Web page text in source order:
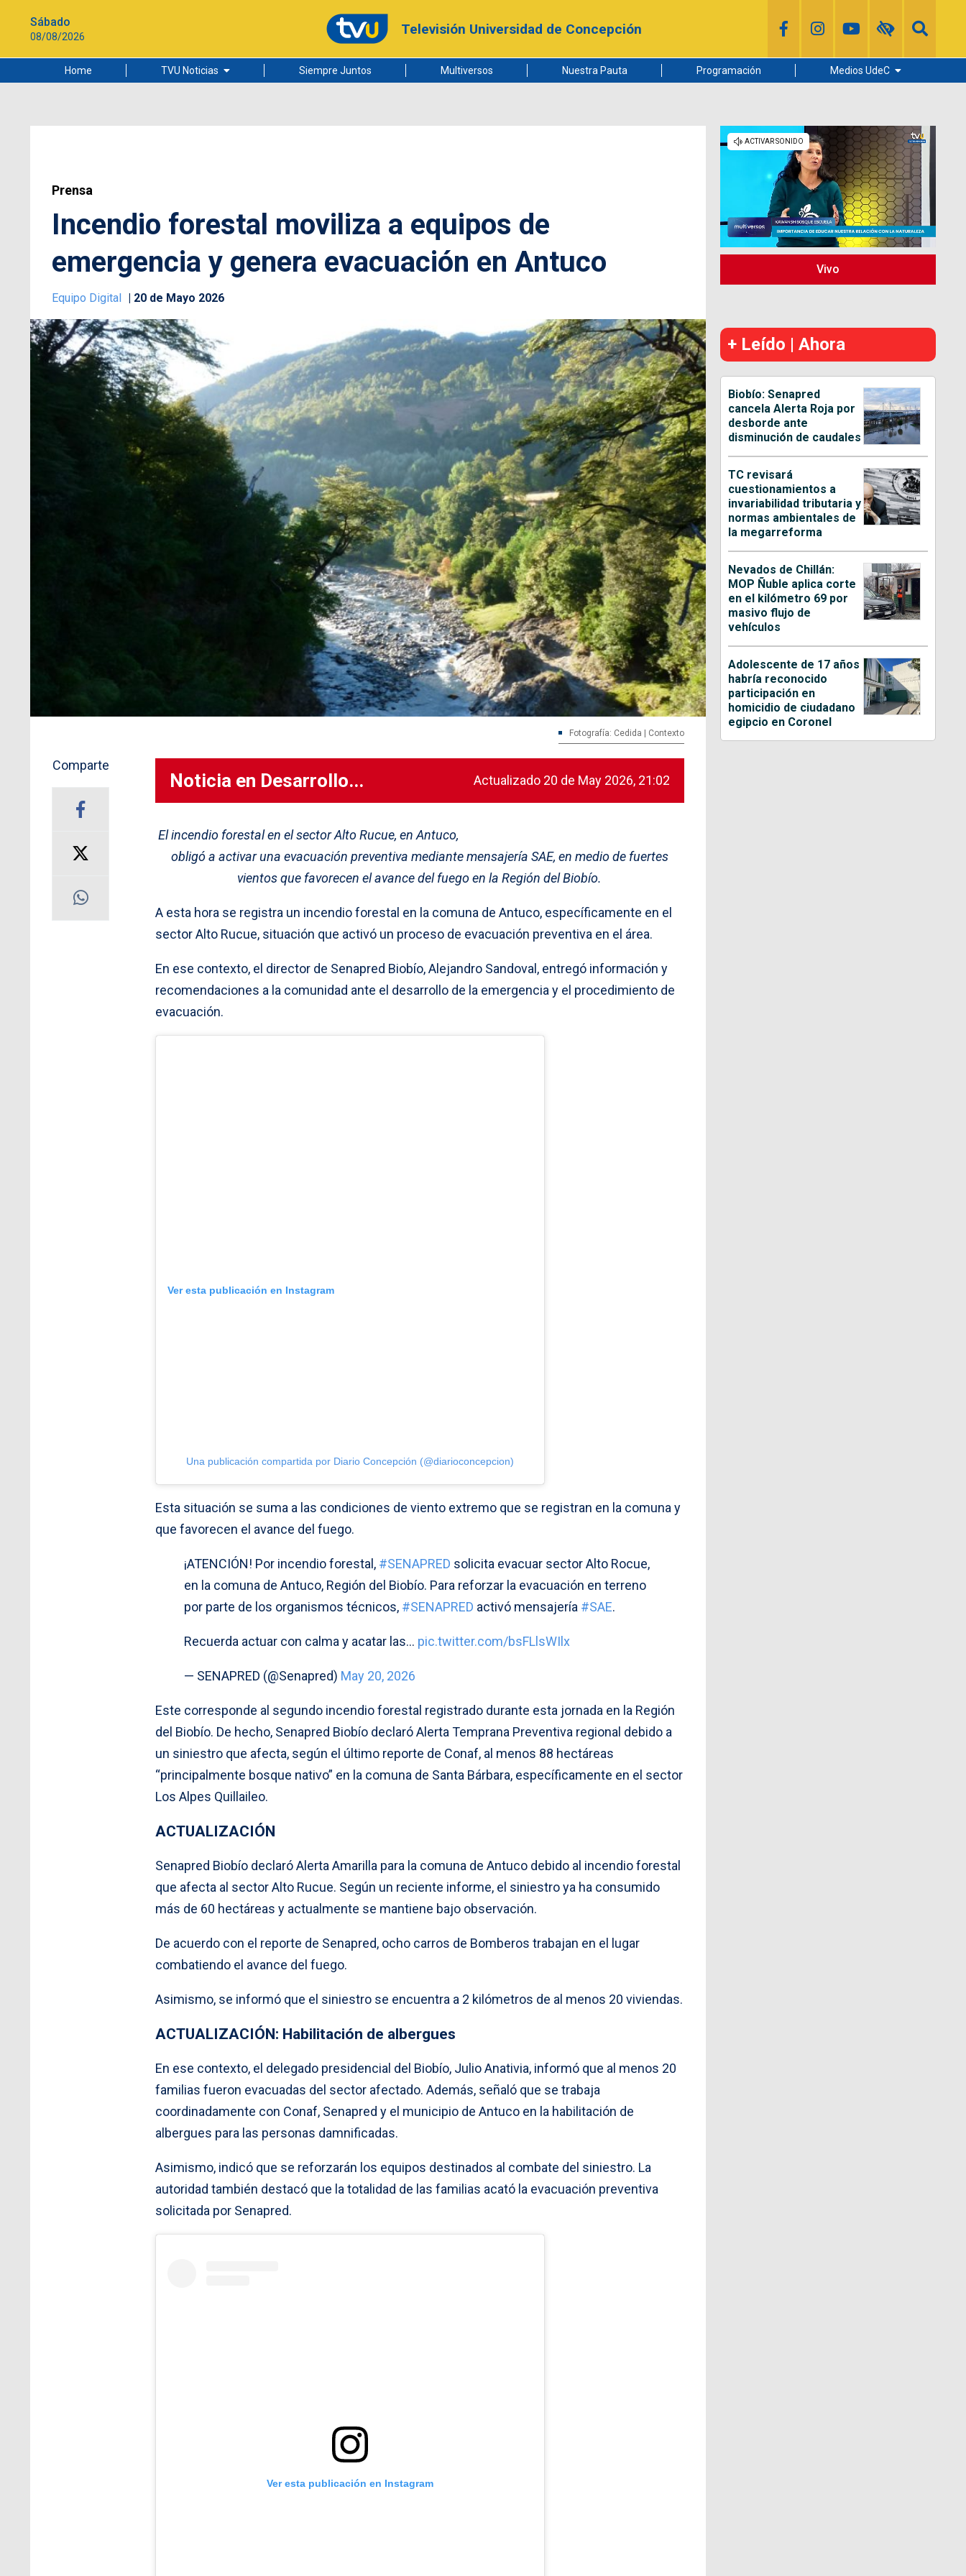
Sábado
08/08/2026 Televisión Universidad de Concepción
Home TVU Noticias
Ciudad
Siempre Juntos Multiversos Nuestra Pauta Programación Medios UdeC
Radio UdeC
Noticias UdeC
La Discusión
Prensa
Incendio forestal moviliza a equipos de
emergencia y genera evacuación en Antuco
Equipo Digital 20 de Mayo 2026
Fotografía: Cedida | Contexto
Comparte
Noticia en Desarrollo... Actualizado 20 de May 2026, 21:02
El incendio forestal en el sector Alto Rucue, en Antuco,
obligó a activar una evacuación preventiva mediante mensajería SAE, en medio de fuertes
vientos que favorecen el avance del fuego en la Región del Biobío.
A esta hora se registra un incendio forestal en la comuna de Antuco, específicamente en el
sector Alto Rucue, situación que activó un proceso de evacuación preventiva en el área.
En ese contexto, el director de Senapred Biobío, Alejandro Sandoval, entregó información y
recomendaciones a la comunidad ante el desarrollo de la emergencia y el procedimiento de
evacuación.
Ver esta publicación en Instagram
Una publicación compartida por Diario Concepción (@diarioconcepcion)
Esta situación se suma a las condiciones de viento extremo que se registran en la comuna y
que favorecen el avance del fuego.
¡ATENCIÓN! Por incendio forestal, #SENAPRED solicita evacuar sector Alto Rocue,
en la comuna de Antuco, Región del Biobío. Para reforzar la evacuación en terreno
por parte de los organismos técnicos, #SENAPRED activó mensajería #SAE.
Recuerda actuar con calma y acatar las… pic.twitter.com/bsFLlsWIlx
— SENAPRED (@Senapred) May 20, 2026
Este corresponde al segundo incendio forestal registrado durante esta jornada en la Región
del Biobío. De hecho, Senapred Biobío declaró Alerta Temprana Preventiva regional debido a
un siniestro que afecta, según el último reporte de Conaf, al menos 88 hectáreas
“principalmente bosque nativo” en la comuna de Santa Bárbara, específicamente en el sector
Los Alpes Quillaileo.
ACTUALIZACIÓN
Senapred Biobío declaró Alerta Amarilla para la comuna de Antuco debido al incendio forestal
que afecta al sector Alto Rucue. Según un reciente informe, el siniestro ya ha consumido
más de 60 hectáreas y actualmente se mantiene bajo observación.
De acuerdo con el reporte de Senapred, ocho carros de Bomberos trabajan en el lugar
combatiendo el avance del fuego.
Asimismo, se informó que el siniestro se encuentra a 2 kilómetros de al menos 20 viviendas.
ACTUALIZACIÓN: Habilitación de albergues
En ese contexto, el delegado presidencial del Biobío, Julio Anativia, informó que al menos 20
familias fueron evacuadas del sector afectado. Además, señaló que se trabaja
coordinadamente con Conaf, Senapred y el municipio de Antuco en la habilitación de
albergues para las personas damnificadas.
Asimismo, indicó que se reforzarán los equipos destinados al combate del siniestro. La
autoridad también destacó que la totalidad de las familias acató la evacuación preventiva
solicitada por Senapred.
Ver esta publicación en Instagram
Vivo
+ Leído | Ahora
Biobío: Senapred
cancela Alerta Roja por
desborde ante
disminución de caudales
TC revisará
cuestionamientos a
invariabilidad tributaria y
normas ambientales de
la megarreforma
Nevados de Chillán:
MOP Ñuble aplica corte
en el kilómetro 69 por
masivo flujo de
vehículos
Adolescente de 17 años
habría reconocido
participación en
homicidio de ciudadano
egipcio en Coronel